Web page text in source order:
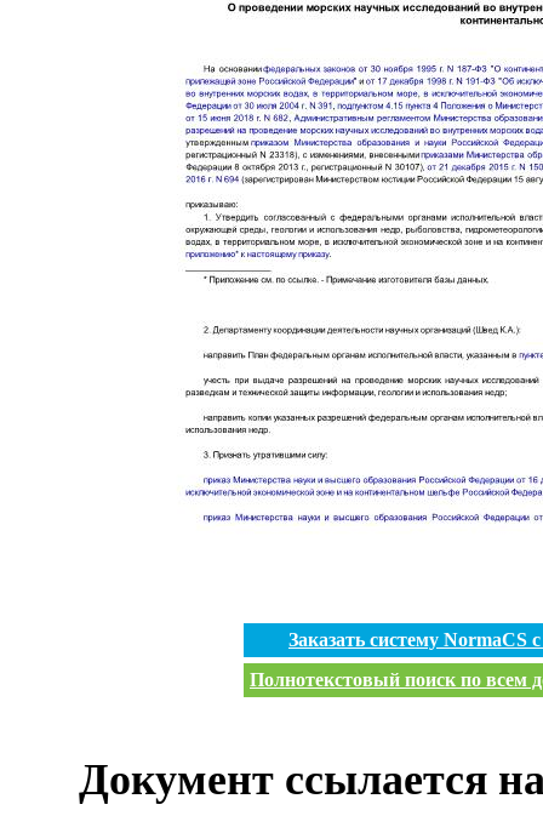
Заказать систему
Полнотекстовый поиск по всем
Документ ссылается